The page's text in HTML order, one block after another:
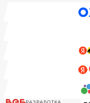
РАЗРАБОТКА